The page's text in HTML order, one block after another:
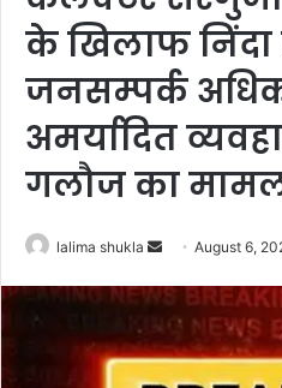
के खिलाफ निंदा
जनसम्पर्क
अमर्यादित
गलौज का
lalima shukla
Send
email
August 6,